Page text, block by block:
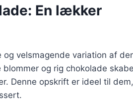
En lækker
velsmagende variation af
og rig chokolade
Denne opskrift er ideel til